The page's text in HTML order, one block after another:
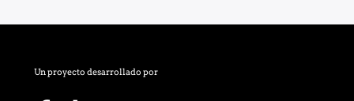
Un proyecto desarrollado por